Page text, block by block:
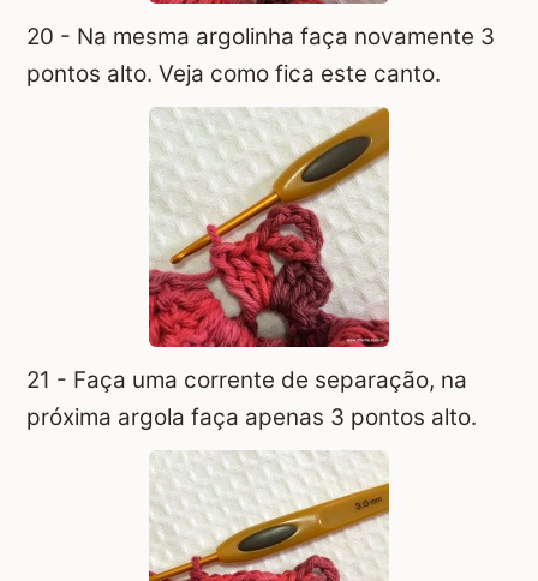
20 - Na mesma argolinha faça novamente 3
pontos alto. Veja como fica este canto.
21 - Faça uma corrente de separação, na
próxima argola faça apenas 3 pontos alto.